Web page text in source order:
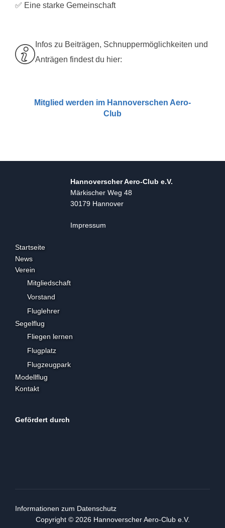
✅ Eine starke Gemeinschaft
Infos zu Beiträgen, Schnuppermöglichkeiten und
Anträgen findest du hier:
Mitglied werden im Hannoverschen Aero-
Club
Hannoverscher Aero-Club e.V.
Märkischer Weg 48
30179 Hannover
Impressum
Startseite
News
Verein
Mitgliedschaft
Vorstand
Fluglehrer
Segelflug
Fliegen lernen
Flugplatz
Flugzeugpark
Modellflug
Kontakt
Gefördert durch
Informationen zum Datenschutz
Copyright © 2026 Hannoverscher Aero-Club e.V.